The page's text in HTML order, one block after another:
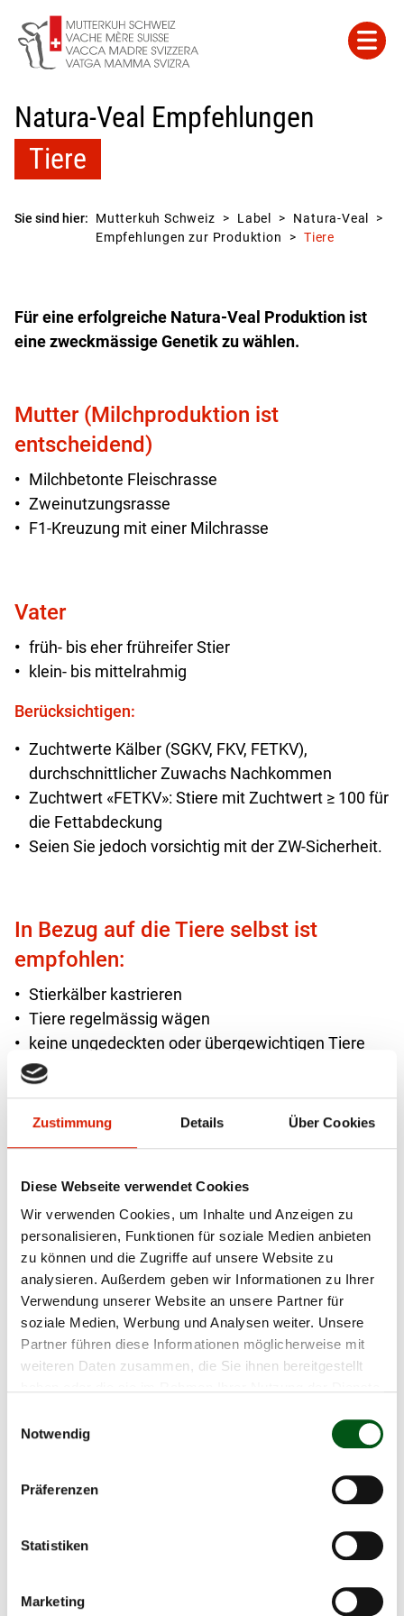
Zustimmung Details Über Cookies
Diese Webseite verwendet Cookies
Wir verwenden Cookies, um Inhalte und Anzeigen zu
personalisieren, Funktionen für soziale Medien anbieten
zu können und die Zugriffe auf unsere Website zu
analysieren. Außerdem geben wir Informationen zu Ihrer
Verwendung unserer Website an unsere Partner für
soziale Medien, Werbung und Analysen weiter. Unsere
Partner führen diese Informationen möglicherweise mit
weiteren Daten zusammen, die Sie ihnen bereitgestellt
Notwendig
Präferenzen
Statistiken
Marketing
Natura-Veal Empfehlungen
Tiere
Sie sind hier: Mutterkuh Schweiz Label
Natura-Veal
Empfehlungen zur Produktion
Tiere
Für eine erfolgreiche Natura-Veal Produktion ist
eine zweckmässige Genetik zu wählen.
Mutter (Milchproduktion ist
entscheidend)
Milchbetonte Fleischrasse
Zweinutzungsrasse
F1-Kreuzung mit einer Milchrasse
Vater
früh- bis eher frühreifer Stier
klein- bis mittelrahmig
Berücksichtigen:
Zuchtwerte Kälber (SGKV, FKV, FETKV),
durchschnittlicher Zuwachs Nachkommen
Zuchtwert «FETKV»: Stiere mit Zuchtwert ≥ 100 für
die Fettabdeckung
Seien Sie jedoch vorsichtig mit der ZW-Sicherheit.
In Bezug auf die Tiere selbst ist
empfohlen:
Stierkälber kastrieren
Tiere regelmässig wägen
keine ungedeckten oder übergewichtigen Tiere
liefern
bevorzugen
Fettabdeckung)
Broschüre: Detaillierte Empfehlungen zur
Natura-Veal Produktion
Produktionsempfehlungen für
Natura-Veal (komplette
(4,7 MB) PDF
Kapitel Tiere (606,3 KB) PDF
Kapitel Gesundheit (184,6 KB) PDF
Kapitel Kälber wägen (841,1 KB) PDF